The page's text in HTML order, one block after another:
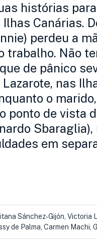
histórias
Canárias.
perdeu a
trabalho. Não
de pânico
nas
o
ponto de vista
em
Sánchez‑Gijón, Victoria
de Palma, Carmen Machi,